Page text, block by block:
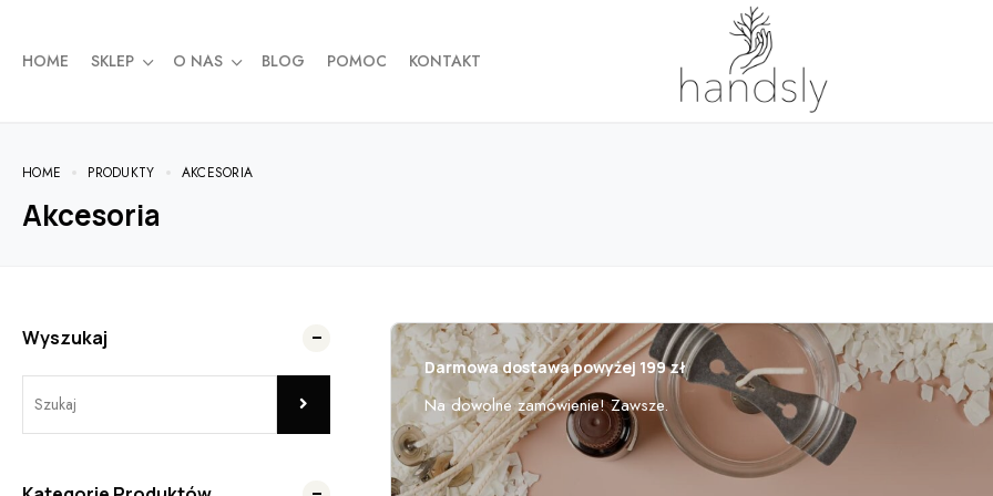
HOME SKLEP O NAS BLOG POMOC KONTAKT
HOME PRODUKTY AKCESORIA
Akcesoria
Wyszukaj
Darmowa dostawa powyżej 199 zł
Na dowolne zamówienie! Zawsze.